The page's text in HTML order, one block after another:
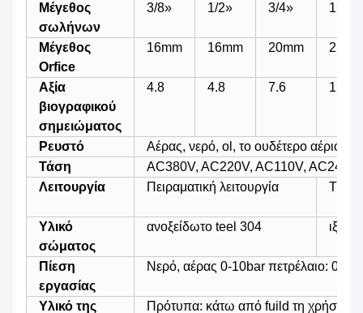
Μέγεθος
σωλήνων
3/8» 1/2» 3/4» 1»
Μέγεθος
Orfice
16mm 16mm 20mm
Αξία
βιογραφικού
σημειώματος
4.8 4.8 7.6 12
Ρευστό
Αέρας, νερό, ol, το ουδέτερο αέριο,
Τάση
AC380V, AC220V, AC110V,
Λειτουργία
Πειραματική λειτουργία
Υλικό
σώματος
ανοξείδωτο teel 304
Πίεση
εργασίας
Νερό, αέρας 0-10bar πετρέλαιο: 0-
Υλικό της Πρότυπα: κάτω από fuild τη χρήση